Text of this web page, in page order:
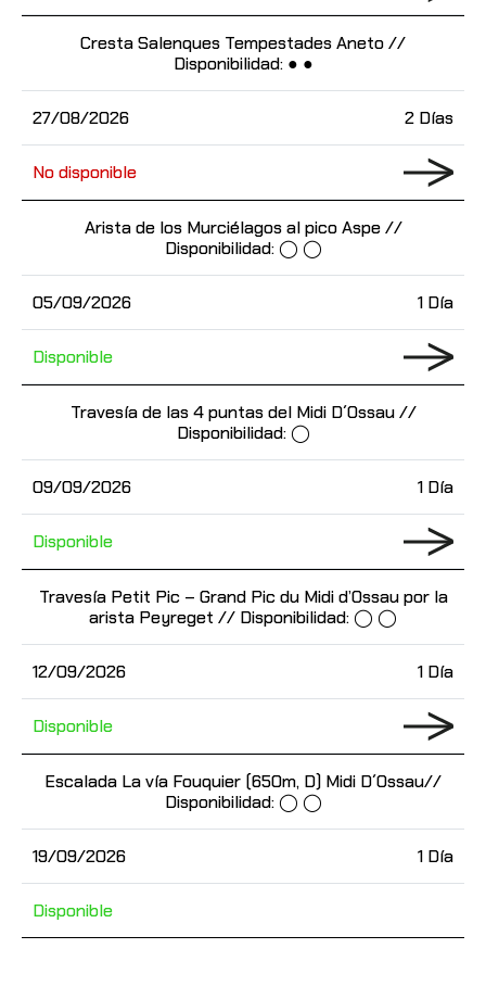
27/08/2026
Cresta Salenques Tempestades Aneto //
Disponibilidad: ● ●
2 Días
No disponible
05/09/2026
Arista de los Murciélagos al pico Aspe //
Disponibilidad: ◯ ◯
1 Día
Disponible
09/09/2026
Travesía de las 4 puntas del Midi D´Ossau //
Disponibilidad: ◯
1 Día
Disponible
12/09/2026
Travesía Petit Pic – Grand Pic du Midi d’Ossau por la
arista Peyreget // Disponibilidad: ◯ ◯
1 Día
Disponible
19/09/2026
Escalada La vía Fouquier (650m, D) Midi D´Ossau//
Disponibilidad: ◯ ◯
1 Día
Disponible